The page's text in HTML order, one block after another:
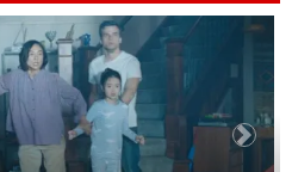
1
Next